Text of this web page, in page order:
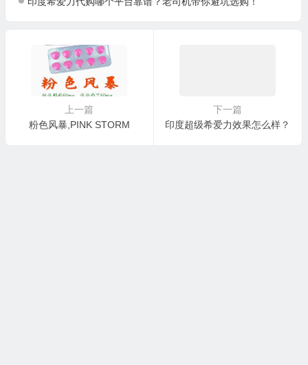
上一篇
粉色风暴,PINK STORM
下一篇
印度超级希爱力效果怎么样？